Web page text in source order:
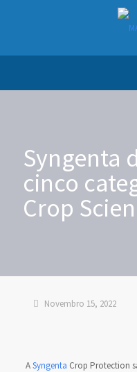
Syngenta
cinco
Crop
Novembro 15, 2022
ASyngenta Crop Protection